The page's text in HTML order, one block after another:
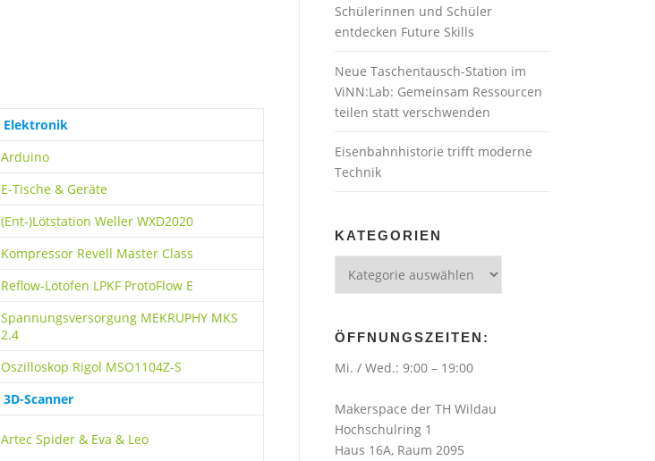
Elektronik
Arduino
E-Tische & Geräte
(Ent-)Lötstation Weller WXD2020
Kompressor Revell Master Class
Reflow-Lötofen LPKF ProtoFlow E
Spannungsversorgung MEKRUPHY MKS
2.4
Oszilloskop Rigol MSO1104Z-S
3D-Scanner
Artec Spider & Eva & Leo
Schülerinnen und Schüler
entdecken Future Skills
Neue Taschentausch-Station im
ViNN:Lab: Gemeinsam Ressourcen
teilen statt verschwenden
Eisenbahnhistorie trifft moderne
Technik
KATEGORIEN
ÖFFNUNGSZEITEN:
Mi. / Wed.: 9:00 – 19:00
Makerspace der TH Wildau
Hochschulring 1
Haus 16A, Raum 2095